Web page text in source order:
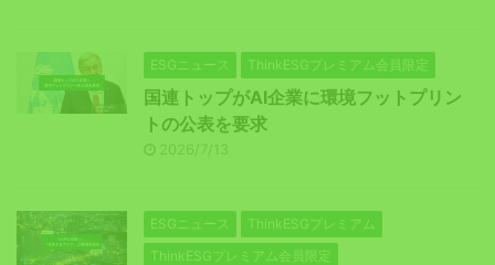
ESGニュース ThinkESGプレミアム会員限定
国連トップがAI企業に環境フットプリン
トの公表を要求
2026/7/13
ESGニュース
ThinkESGプレミアム
ThinkESGプレミアム会員限定